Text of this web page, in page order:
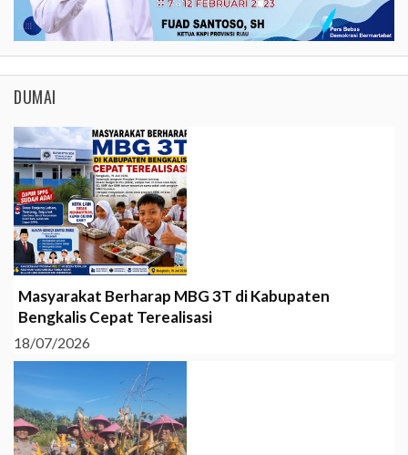
DUMAI
Masyarakat Berharap MBG 3T di Kabupaten
Bengkalis Cepat Terealisasi
18/07/2026